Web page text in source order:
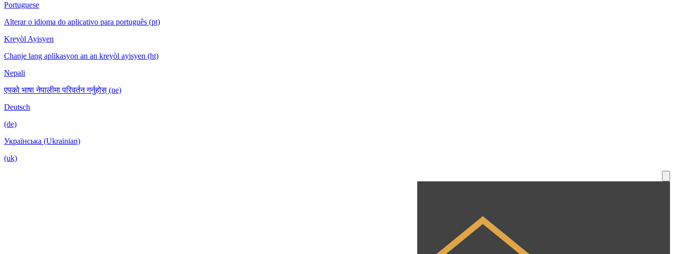
Portuguese
Alterar o idioma do aplicativo para português (pt)
Kreyòl Ayisyen
Chanje lang aplikasyon an an kreyòl ayisyen (ht)
Nepali
एपको भाषा नेपालीमा परिवर्तन गर्नुहोस् (ne)
Deutsch
(de)
Українська (Ukrainian)
(uk)